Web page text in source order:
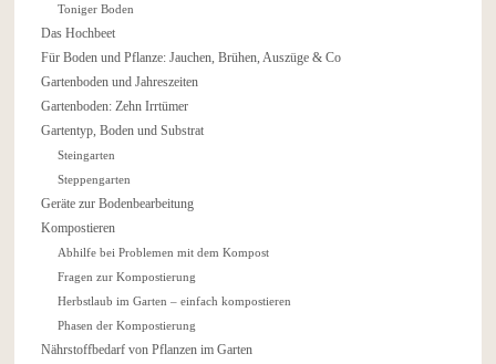
Toniger Boden
Das Hochbeet
Für Boden und Pflanze: Jauchen, Brühen, Auszüge & Co
Gartenboden und Jahreszeiten
Gartenboden: Zehn Irrtümer
Gartentyp, Boden und Substrat
Steingarten
Steppengarten
Geräte zur Bodenbearbeitung
Kompostieren
Abhilfe bei Problemen mit dem Kompost
Fragen zur Kompostierung
Herbstlaub im Garten – einfach kompostieren
Phasen der Kompostierung
Nährstoffbedarf von Pflanzen im Garten